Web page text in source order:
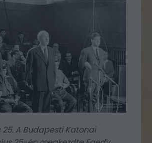
25. A Budapesti Katonai